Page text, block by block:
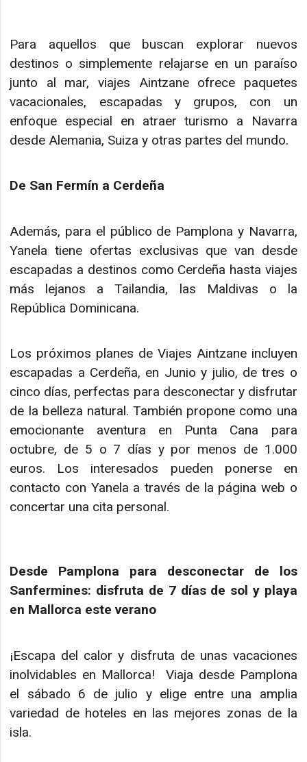
Para aquellos que buscan explorar nuevos
destinos o simplemente relajarse en un paraíso
junto al mar, viajes Aintzane ofrece paquetes
vacacionales, escapadas y grupos, con un
enfoque especial en atraer turismo a Navarra
desde Alemania, Suiza y otras partes del mundo.
De San Fermín a Cerdeña
Además, para el público de Pamplona y Navarra,
Yanela tiene ofertas exclusivas que van desde
escapadas a destinos como Cerdeña hasta viajes
más lejanos a Tailandia, las Maldivas o la
República Dominicana.
Los próximos planes de Viajes Aintzane incluyen
escapadas a Cerdeña, en Junio y julio, de tres o
cinco días, perfectas para desconectar y disfrutar
de la belleza natural. También propone como una
emocionante aventura en Punta Cana para
octubre, de 5 o 7 días y por menos de 1.000
euros. Los interesados pueden ponerse en
contacto con Yanela a través de la página web o
concertar una cita personal.
Desde Pamplona para desconectar de los
Sanfermines: disfruta de 7 días de sol y playa
en Mallorca este verano
¡Escapa del calor y disfruta de unas vacaciones
inolvidables en Mallorca! Viaja desde Pamplona
el sábado 6 de julio y elige entre una amplia
variedad de hoteles en las mejores zonas de la
isla.